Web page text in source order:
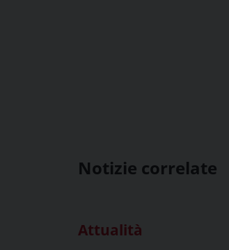
Notizie correlate
Attualità